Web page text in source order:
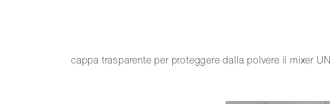
cappa trasparente per proteggere dalla polvere il mixer